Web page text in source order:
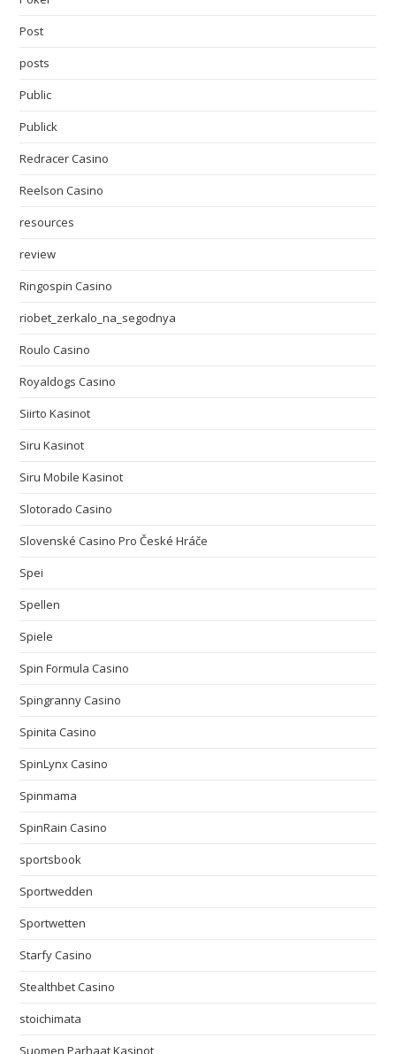
Post
posts
Public
Publick
Redracer Casino
Reelson Casino
resources
review
Ringospin Casino
riobet_zerkalo_na_segodnya
Roulo Casino
Royaldogs Casino
Siirto Kasinot
Siru Kasinot
Siru Mobile Kasinot
Slotorado Casino
Slovenské Casino Pro České Hráče
Spei
Spellen
Spiele
Spin Formula Casino
Spingranny Casino
Spinita Casino
SpinLynx Casino
Spinmama
SpinRain Casino
sportsbook
Sportwedden
Sportwetten
Starfy Casino
Stealthbet Casino
stoichimata
Suomen Parhaat Kasinot